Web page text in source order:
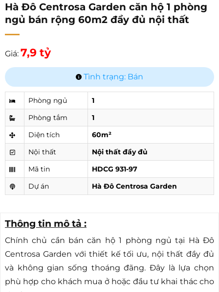
Hà Đô Centrosa Garden căn hộ 1 phòng
ngủ bán rộng 60m2 đầy đủ nội thất
Giá: 7,9 tỷ
Tình trạng: Bán
Phòng ngủ
1
Phòng tắm
1
Diện tích
60m²
Nội thất
Nội thất đầy đủ
Mã tin
HDCG 931-97
Dự án
Hà Đô Centrosa Garden
Thông tin mô tả :
Chính chủ cần bán căn hộ 1 phòng ngủ tại Hà Đô
Centrosa Garden với thiết kế tối ưu, nội thất đầy đủ
và không gian sống thoáng đãng. Đây là lựa chọn
phù hợp cho khách mua ở hoặc đầu tư khai thác cho